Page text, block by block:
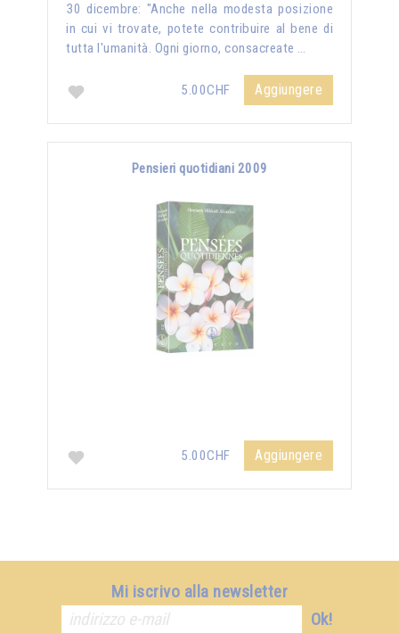
30 dicembre: "Anche nella modesta posizione
in cui vi trovate, potete contribuire al bene di
tutta l'umanità. Ogni giorno, consacreate …
5.00CHF Aggiungere
Pensieri quotidiani 2009
5.00CHF Aggiungere
Mi iscrivo alla newsletter
Ok!